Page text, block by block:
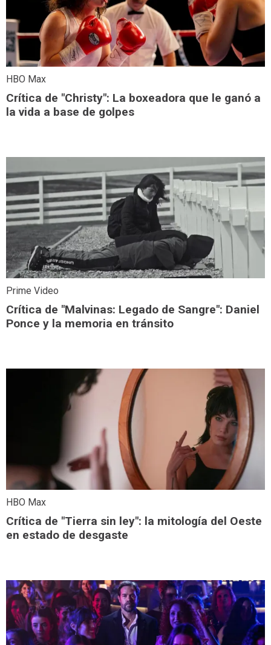
HBO Max
Crítica de "Christy": La boxeadora que le ganó a
la vida a base de golpes
Prime Video
Crítica de "Malvinas: Legado de Sangre": Daniel
Ponce y la memoria en tránsito
HBO Max
Crítica de "Tierra sin ley": la mitología del Oeste
en estado de desgaste